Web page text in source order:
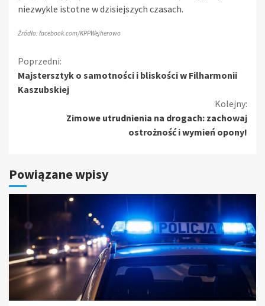
niezwykle istotne w dzisiejszych czasach.
Źródło: facebook.com/KPPWejherowo
Kontynuuj
czytanie
Poprzedni:
Majstersztyk o samotności i bliskości w Filharmonii
Kaszubskiej
Kolejny:
Zimowe utrudnienia na drogach: zachowaj
ostrożność i wymień opony!
Powiązane wpisy